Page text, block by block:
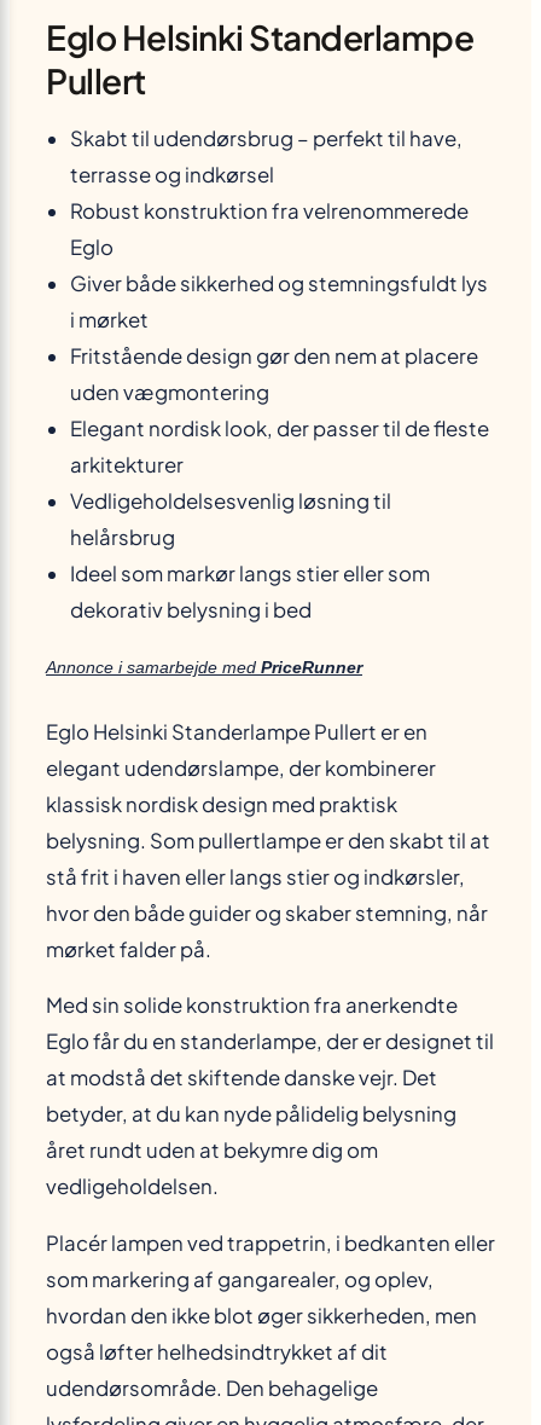
Eglo Helsinki Standerlampe
Pullert
Skabt til udendørsbrug – perfekt til have,
terrasse og indkørsel
Robust konstruktion fra velrenommerede
Eglo
Giver både sikkerhed og stemningsfuldt lys
i mørket
Fritstående design gør den nem at placere
uden vægmontering
Elegant nordisk look, der passer til de fleste
arkitekturer
Vedligeholdelsesvenlig løsning til
helårsbrug
Ideel som markør langs stier eller som
dekorativ belysning i bed
Annonce i samarbejde med PriceRunner
Eglo Helsinki Standerlampe Pullert er en
elegant udendørslampe, der kombinerer
klassisk nordisk design med praktisk
belysning. Som pullertlampe er den skabt til at
stå frit i haven eller langs stier og indkørsler,
hvor den både guider og skaber stemning, når
mørket falder på.
Med sin solide konstruktion fra anerkendte
Eglo får du en standerlampe, der er designet til
at modstå det skiftende danske vejr. Det
betyder, at du kan nyde pålidelig belysning
året rundt uden at bekymre dig om
vedligeholdelsen.
Placér lampen ved trappetrin, i bedkanten eller
som markering af gangarealer, og oplev,
hvordan den ikke blot øger sikkerheden, men
også løfter helhedsindtrykket af dit
udendørsområde. Den behagelige